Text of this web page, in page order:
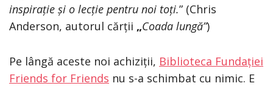
inspirație și o lecție pentru noi toți.” (Chris
Anderson, autorul cărții „Coada lungă”)
Pe lângă aceste noi achiziții, Biblioteca Fundației
Friends for Friends nu s-a schimbat cu nimic. E